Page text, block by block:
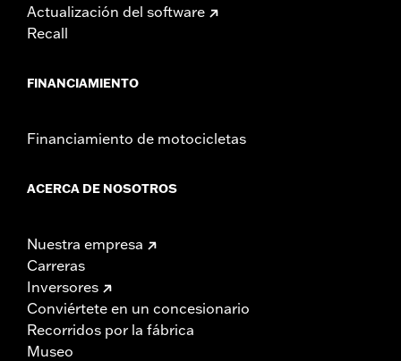
Actualización del software
Recall
FINANCIAMIENTO
Financiamiento de motocicletas
ACERCA DE NOSOTROS
Nuestra empresa
Carreras
Inversores
Conviértete en un concesionario
Recorridos por la fábrica
Museo